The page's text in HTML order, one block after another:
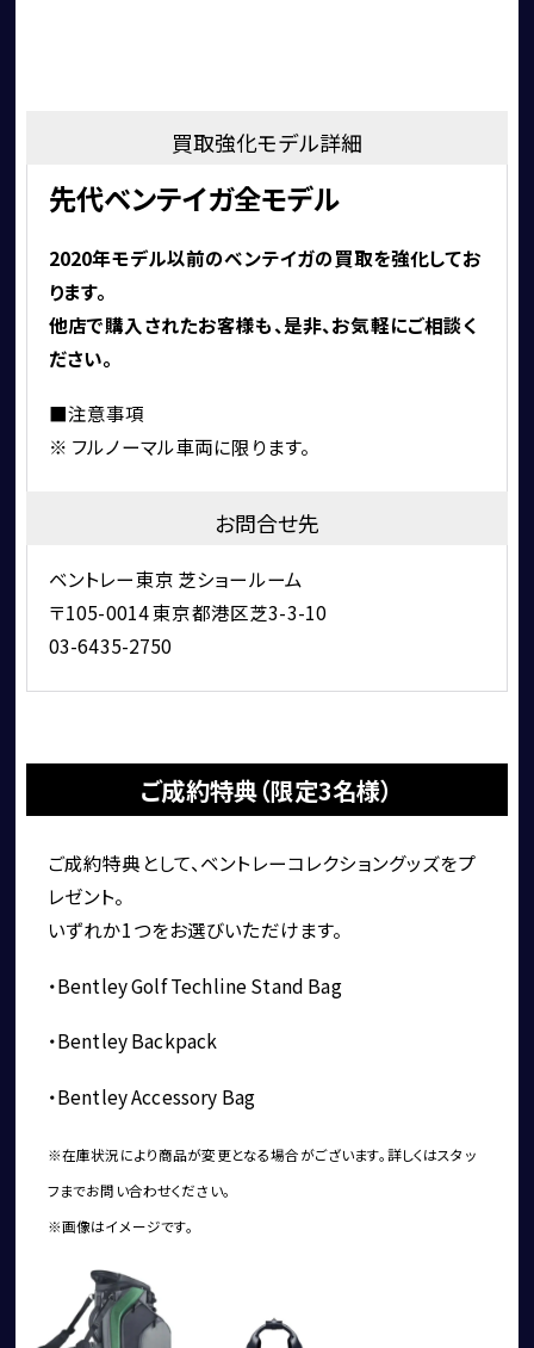
買取・査定
ショールーム＆サービスセンター
お問い合わせ
買取強化モデル詳細
先代ベンテイガ全モデル
2020年モデル以前のベンテイガの買取を強化してお
ります。
他店で購入されたお客様も、是非、お気軽にご相談く
ださい。
■注意事項
※ フルノーマル車両に限ります。
お問合せ先
ベントレー東京 芝ショールーム
〒105-0014 東京都港区芝3-3-10
03-6435-2750
ご成約特典（限定3名様）
ご成約特典として、ベントレーコレクショングッズをプ
レゼント。
いずれか1つをお選びいただけます。
・Bentley Golf Techline Stand Bag
・Bentley Backpack
・Bentley Accessory Bag
※在庫状況により商品が変更となる場合がございます。詳しくはスタッ
フまでお問い合わせください。
※画像はイメージです。